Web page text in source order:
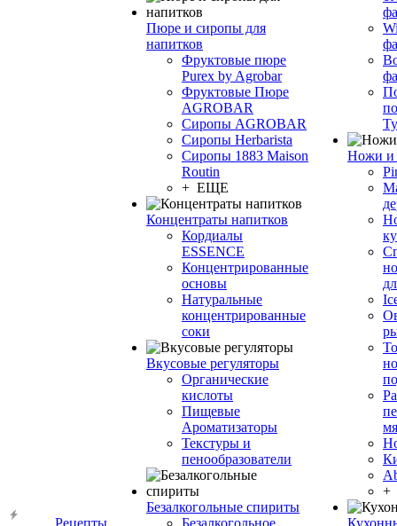
Рецепты
Пюре и сиропы для
напитков
Фруктовые пюре
Purex by Agrobar
Фруктовые Пюре
AGROBAR
Сиропы AGROBAR
Сиропы Herbarista
Сиропы 1883 Maison
Routin
+ ЕЩЕ
Концентраты напитков
Кордиалы
ESSENCE
Концентрированные
основы
Натуральные
концентрированные
соки
Вкусовые регуляторы
Органические
кислоты
Пищевые
Ароматизаторы
Текстуры и
пенообразователи
Безалкогольные спириты
Безалкогольное
Ножи и
+